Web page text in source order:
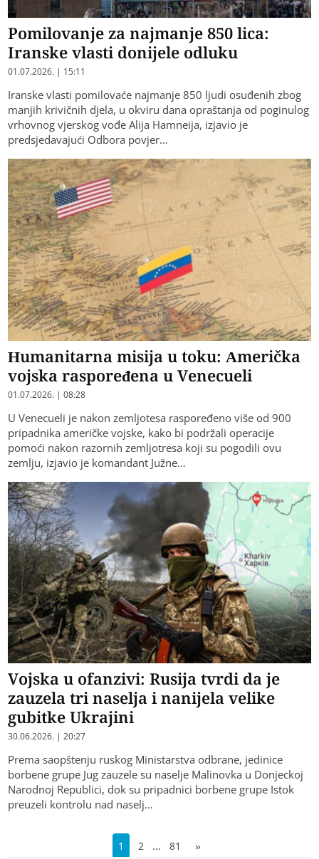
Pomilovanje za najmanje 850 lica:
Iranske vlasti donijele odluku
01.07.2026. | 15:11
Iranske vlasti pomilovaće najmanje 850 ljudi osuđenih zbog
manjih krivičnih djela, u okviru dana opraštanja od poginulog
vrhovnog vjerskog vođe Alija Hamneija, izjavio je
predsjedavajući Odbora povjer…
Humanitarna misija u toku: Američka
vojska raspoređena u Venecueli
01.07.2026. | 08:28
U Venecueli je nakon zemljotesa raspoređeno više od 900
pripadnika američke vojske, kako bi podržali operacije
pomoći nakon razornih zemljotresa koji su pogodili ovu
zemlju, izjavio je komandant Južne…
Vojska u ofanzivi: Rusija tvrdi da je
zauzela tri naselja i nanijela velike
gubitke Ukrajini
30.06.2026. | 20:27
Prema saopštenju ruskog Ministarstva odbrane, jedinice
borbene grupe Jug zauzele su naselje Malinovka u Donjeckoj
Narodnoj Republici, dok su pripadnici borbene grupe Istok
preuzeli kontrolu nad naselj…
1 2 … 81 »